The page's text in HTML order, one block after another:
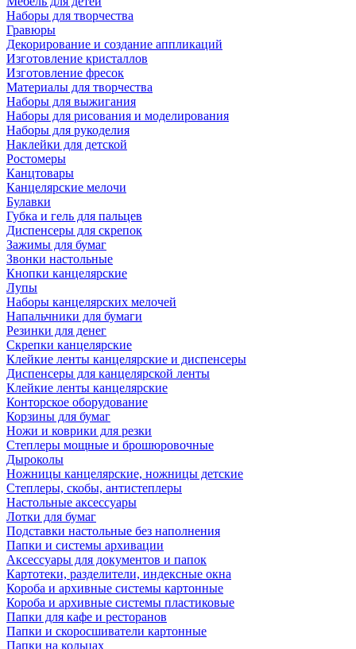
Наборы для творчества
Гравюры
Декорирование и создание аппликаций
Изготовление кристаллов
Изготовление фресок
Материалы для творчества
Наборы для выжигания
Наборы для рисования и моделирования
Наборы для рукоделия
Наклейки для детской
Ростомеры
Канцтовары
Канцелярские мелочи
Булавки
Губка и гель для пальцев
Диспенсеры для скрепок
Зажимы для бумаг
Звонки настольные
Кнопки канцелярские
Лупы
Наборы канцелярских мелочей
Напальчники для бумаги
Резинки для денег
Скрепки канцелярские
Клейкие ленты канцелярские и диспенсеры
Диспенсеры для канцелярской ленты
Клейкие ленты канцелярские
Конторское оборудование
Корзины для бумаг
Ножи и коврики для резки
Степлеры мощные и брошюровочные
Дыроколы
Ножницы канцелярские, ножницы детские
Степлеры, скобы, антистеплеры
Настольные аксессуары
Лотки для бумаг
Подставки настольные без наполнения
Папки и системы архивации
Аксессуары для документов и папок
Картотеки, разделители, индексные окна
Короба и архивные системы картонные
Короба и архивные системы пластиковые
Папки для кафе и ресторанов
Папки и скоросшиватели картонные
Папки на кольцах